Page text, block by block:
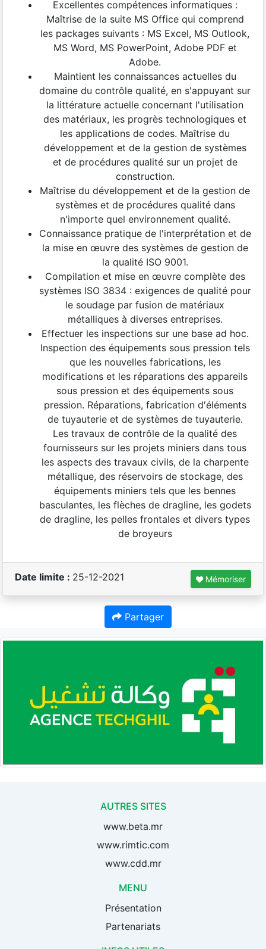
Excellentes compétences informatiques :
Maîtrise de la suite MS Office qui comprend
les packages suivants : MS Excel, MS Outlook,
MS Word, MS PowerPoint, Adobe PDF et
Adobe.
Maintient les connaissances actuelles du
domaine du contrôle qualité, en s'appuyant sur
la littérature actuelle concernant l'utilisation
des matériaux, les progrès technologiques et
les applications de codes. Maîtrise du
développement et de la gestion de systèmes
et de procédures qualité sur un projet de
construction.
Maîtrise du développement et de la gestion de
systèmes et de procédures qualité dans
n'importe quel environnement qualité.
Connaissance pratique de l'interprétation et de
la mise en œuvre des systèmes de gestion de
la qualité ISO 9001.
Compilation et mise en œuvre complète des
systèmes ISO 3834 : exigences de qualité pour
le soudage par fusion de matériaux
métalliques à diverses entreprises.
Effectuer les inspections sur une base ad hoc.
Inspection des équipements sous pression tels
que les nouvelles fabrications, les
modifications et les réparations des appareils
sous pression et des équipements sous
pression. Réparations, fabrication d'éléments
de tuyauterie et de systèmes de tuyauterie.
Les travaux de contrôle de la qualité des
fournisseurs sur les projets miniers dans tous
les aspects des travaux civils, de la charpente
métallique, des réservoirs de stockage, des
équipements miniers tels que les bennes
basculantes, les flèches de dragline, les godets
de dragline, les pelles frontales et divers types
de broyeurs
Date limite : 25-12-2021 Mémoriser
Partager
AUTRES SITES
www.beta.mr
www.rimtic.com
www.cdd.mr
MENU
Présentation
Partenariats